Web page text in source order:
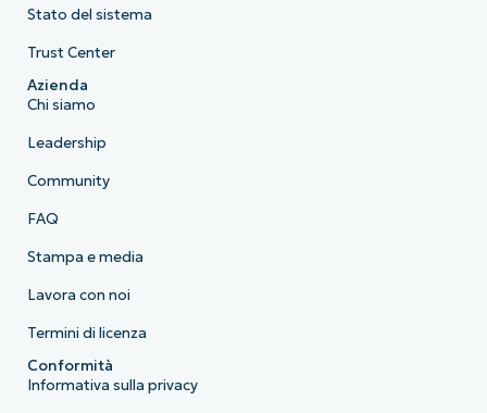
Stato del sistema
Trust Center
Azienda
Chi siamo
Leadership
Community
FAQ
Stampa e media
Lavora con noi
Termini di licenza
Conformità
Informativa sulla privacy